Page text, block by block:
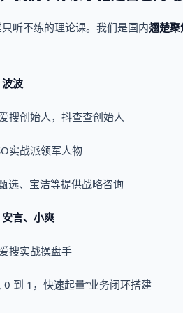
听不练的理论课。我们是国内翘楚聚
波
搜创始人，抖查查创始人
实战派领军人物
选、宝洁等提供战略咨询
言、小爽
搜实战操盘手
0 到 1，快速起量”业务闭环搭建